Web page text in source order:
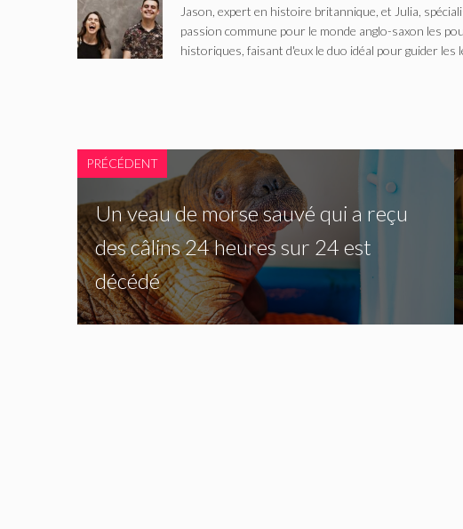
Jason, expert en histoire britannique, et Julia,
passion commune pour le monde anglo-saxon les
historiques, faisant d'eux le duo idéal pour guider
PRÉCÉDENT
Un veau de morse sauvé qui a reçu
des câlins 24 heures sur 24 est
décédé